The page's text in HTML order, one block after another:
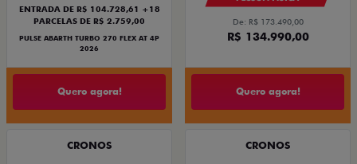
ENTRADA DE R$ 104.728,61 +18
PARCELAS DE R$ 2.759,00
PULSE ABARTH TURBO 270 FLEX AT 4P
2026
Quero agora!
De: R$ 173.490,00
R$ 134.990,00
Quero agora!
CRONOS CRONOS